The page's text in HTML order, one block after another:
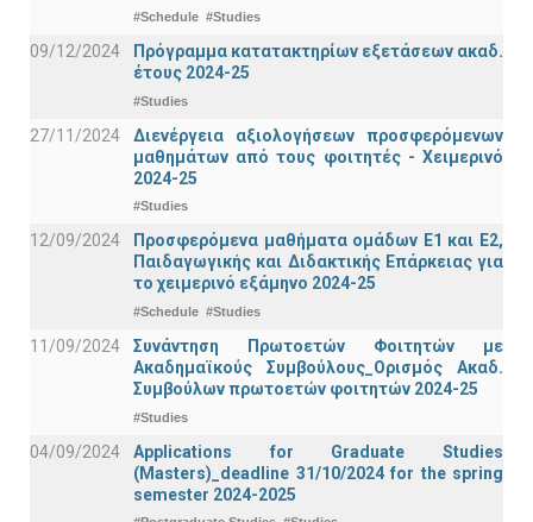
#Schedule #Studies
09/12/2024
Πρόγραμμα κατατακτηρίων εξετάσεων ακαδ.
έτους 2024-25
#Studies
27/11/2024
Διενέργεια αξιολογήσεων προσφερόμενων
μαθημάτων από τους φοιτητές - Χειμερινό
2024-25
#Studies
12/09/2024
Προσφερόμενα μαθήματα ομάδων Ε1 και Ε2,
Παιδαγωγικής και Διδακτικής Επάρκειας για
το χειμερινό εξάμηνο 2024-25
#Schedule #Studies
11/09/2024
Συνάντηση Πρωτοετών Φοιτητών με
Ακαδημαϊκούς Συμβούλους_Ορισμός Ακαδ.
Συμβούλων πρωτοετών φοιτητών 2024-25
#Studies
04/09/2024
Applications for Graduate Studies
(Masters)_deadline 31/10/2024 for the spring
semester 2024-2025